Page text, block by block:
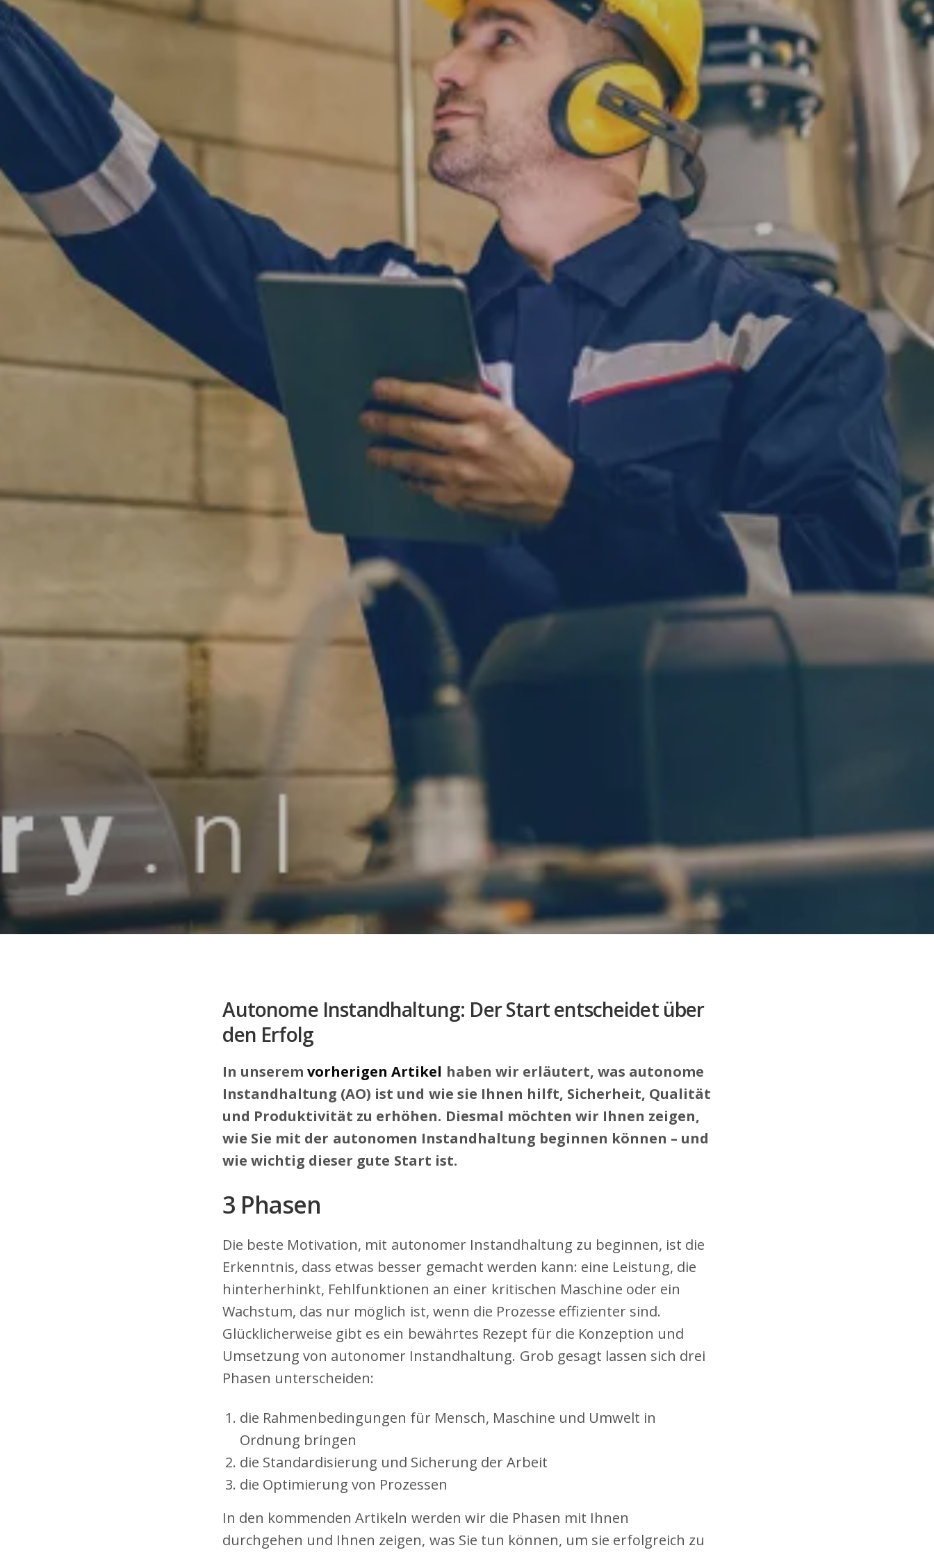
Autonome Instandhaltung: Der Start entscheidet über
den Erfolg
In unseremvorherigen Artikel haben wir erläutert, was autonome
Instandhaltung (AO) ist und wie sie Ihnen hilft, Sicherheit, Qualität
und Produktivität zu erhöhen. Diesmal möchten wir Ihnen zeigen,
wie Sie mit der autonomen Instandhaltung beginnen können – und
wie wichtig dieser gute Start ist.
3 Phasen
Die beste Motivation, mit autonomer Instandhaltung zu beginnen, ist die
Erkenntnis, dass etwas besser gemacht werden kann: eine Leistung, die
hinterherhinkt, Fehlfunktionen an einer kritischen Maschine oder ein
Wachstum, das nur möglich ist, wenn die Prozesse effizienter sind.
Glücklicherweise gibt es ein bewährtes Rezept für die Konzeption und
Umsetzung von autonomer Instandhaltung. Grob gesagt lassen sich drei
Phasen unterscheiden:
die Rahmenbedingungen für Mensch, Maschine und Umwelt in
Ordnung bringen
die Standardisierung und Sicherung der Arbeit
die Optimierung von Prozessen
In den kommenden Artikeln werden wir die Phasen mit Ihnen
durchgehen und Ihnen zeigen, was Sie tun können, um sie erfolgreich zu